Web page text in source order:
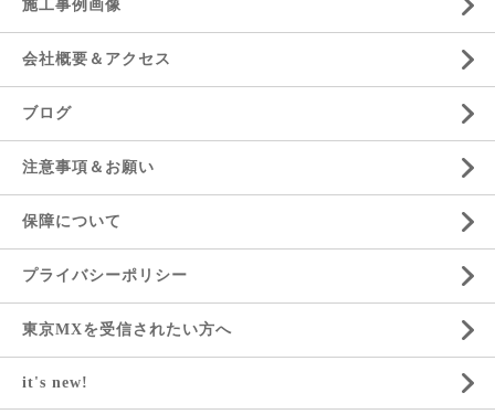
施工事例画像
会社概要＆アクセス
ブログ
注意事項＆お願い
保障について
プライバシーポリシー
東京MXを受信されたい方へ
it's new!